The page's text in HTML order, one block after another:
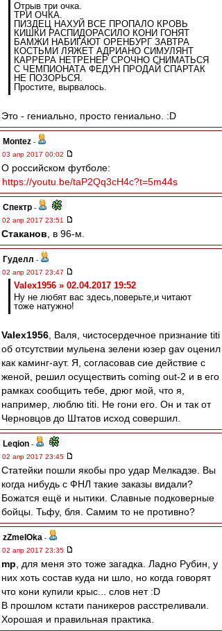
Отрыв три очка.
ТРИ ОЧКА.
ПИЗДЕЦ НАХУЙ ВСЕ ПРОПАЛО КРОВЬ
КИШКИ РАСПИДОРАСИЛО КОНИ ГОНЯТ
БАМЖИ НАБИГАЮТ ОРЕНБУРГ ЗАВТРА
КОСТЬМИ ЛЯЖЕТ АДРИАНО СИМУЛЯНТ
КАРРЕРА НЕТРЕНЕР СРОЧНО СНИМАТЬСЯ
С ЧЕМПИОНАТА ФЕДУН ПРОДАЙ СПАРТАК
НЕ ПОЗОРЬСЯ.
Простите, вырвалось.
Это - гениально, просто гениально. :D
Montez -
03 апр 2017 00:02
О российском футболе:
https://youtu.be/taP2Qq3cH4c?t=5m44s
Спектр -
02 апр 2017 23:51
Cтаканов , в 96-м.
Гуделл -
02 апр 2017 23:47
Valex1956 » 02.04.2017 19:52
Ну не любят вас здесь,поверьте,и читают
тоже натужно!
Valex1956 , Валя, чистосердечное признание titi
об отсутствии мульена зелени юзер gav оценил
как каминг-аут. Я, согласовав сие действие с
женой, решил осуществить coming out-2 и в его
рамках сообщить тебе, дрюг мой, что я,
например, люблю titi. Не гони его. Он и так от
Черновцов до Штатов исход совершил.
Leqion -
02 апр 2017 23:45
Статейки пошли якобы про удар Мелкадзе. Вы
когда нибудь с ФНЛ такие заказы видали?
Божатся ещё и нытики. Славные подковерные
бойцы. Тьфу, бля. Самим то не противно?
zZmeIOka -
02 апр 2017 23:35
mp , для меня это тоже загадка. Ладно Рубин, у
них хоть состав куда ни шло, но когда говорят
что кони купили крыс... слов нет :D
В прошлом кстати паникеров расстреливали.
Хорошая и правильная практика.